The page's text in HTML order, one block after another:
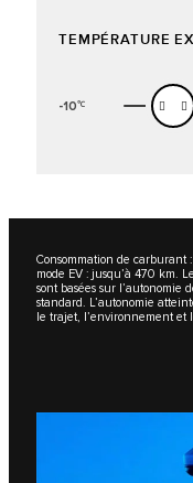
TEMPÉRATURE
-10℃
Consommation de carburant :
mode EV : jusqu’à 470 km.
sont basées sur l’autonomie
standard. L’autonomie
le trajet, l’environnement et